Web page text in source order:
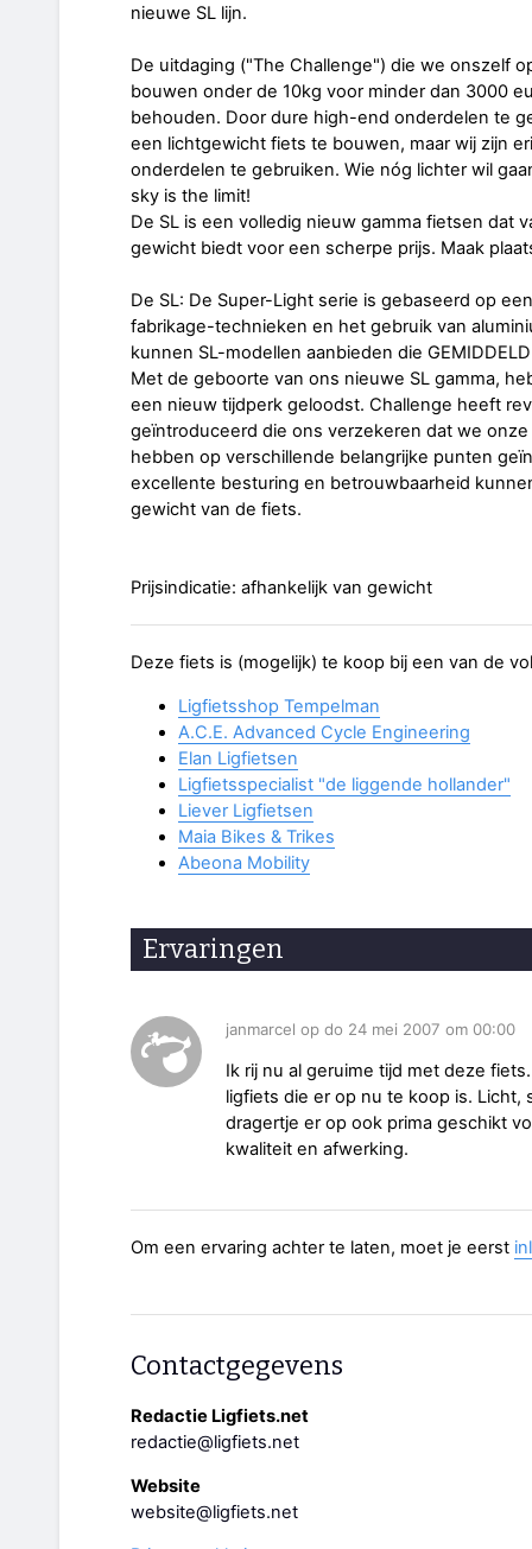
nieuwe SL lijn.
De uitdaging ("The Challenge") die we onszelf
bouwen onder de 10kg voor minder dan 3000
behouden. Door dure high-end onderdelen te
een lichtgewicht fiets te bouwen, maar wij zijn
onderdelen te gebruiken. Wie nóg lichter wil
sky is the limit!
De SL is een volledig nieuw gamma fietsen dat
gewicht biedt voor een scherpe prijs. Maak
De SL: De Super-Light serie is gebaseerd op
fabrikage-technieken en het gebruik van
kunnen SL-modellen aanbieden die
Met de geboorte van ons nieuwe SL gamma,
een nieuw tijdperk geloodst. Challenge heeft
geïntroduceerd die ons verzekeren dat we
hebben op verschillende belangrijke punten
excellente besturing en betrouwbaarheid
gewicht van de fiets.
Prijsindicatie: afhankelijk van gewicht
Deze fiets is (mogelijk) te koop bij een van de
Ligfietsshop Tempelman
A.C.E. Advanced Cycle Engineering
Elan Ligfietsen
Ligfietsspecialist "de liggende hollander"
Liever Ligfietsen
Maia Bikes & Trikes
Abeona Mobility
Ervaringen
janmarcel op do 24 mei 2007 om 00:00
Ik rij nu al geruime tijd met deze
ligfiets die er op nu te koop is.
dragertje er op ook prima geschikt
kwaliteit en afwerking.
Om een ervaring achter te laten, moet je eerst
Contactgegevens
Redactie Ligfiets.net
redactie@ligfiets.net
Website
website@ligfiets.net